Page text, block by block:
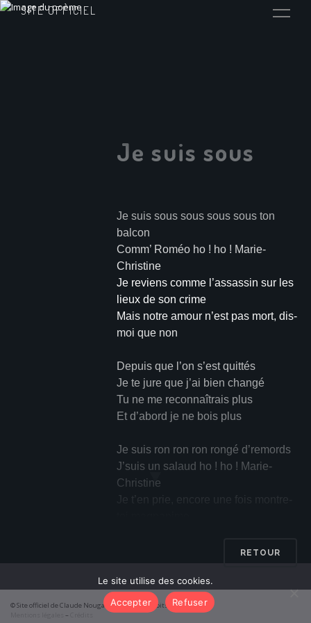
SITE OFFICIEL
Je suis sous
Je suis sous sous sous sous ton
balcon
Comm’ Roméo ho ! ho ! Marie-
Christine
Je reviens comme l’assassin sur les
lieux de son crime
Mais notre amour n’est pas mort, dis-
moi que non
Depuis que l’on s’est quittés
Je te jure que j’ai bien changé
Tu ne me reconnaîtrais plus
Et d’abord je ne bois plus
Je suis ron ron ron rongé d’remords
J’suis un salaud ho ! ho ! Marie-
Christine
Je t’en prie, encore une fois montre-
En moi, il y a du bon aussi
Ne m’fais pas plus noir que j’suis
▼
RETOUR
© Site officiel de Claude Nougaro 2026 – Tous droits réservés
–
Le site utilise des cookies.
Accepter
Refuser